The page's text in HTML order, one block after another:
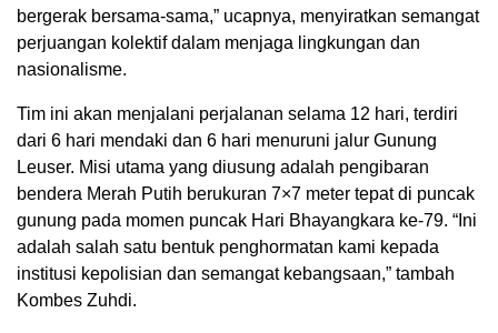
bergerak bersama-sama,” ucapnya, menyiratkan semangat
perjuangan kolektif dalam menjaga lingkungan dan
nasionalisme.
Tim ini akan menjalani perjalanan selama 12 hari, terdiri
dari 6 hari mendaki dan 6 hari menuruni jalur Gunung
Leuser. Misi utama yang diusung adalah pengibaran
bendera Merah Putih berukuran 7×7 meter tepat di puncak
gunung pada momen puncak Hari Bhayangkara ke-79. “Ini
adalah salah satu bentuk penghormatan kami kepada
institusi kepolisian dan semangat kebangsaan,” tambah
Kombes Zuhdi.